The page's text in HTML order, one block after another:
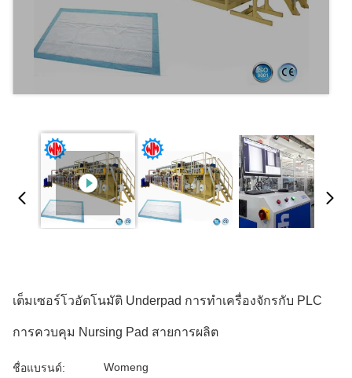
เต็มเซอร์โวอัตโนมัติ Underpad การทําเครื่องจักรกับ PLC
การควบคุม Nursing Pad สายการผลิต
ชื่อแบรนด์: Womeng